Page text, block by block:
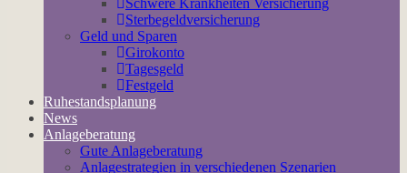
Schwere Krankheiten Versicherung
Sterbegeldversicherung
Geld und Sparen
Girokonto
Tagesgeld
Festgeld
Ruhestandsplanung
News
Anlageberatung
Gute Anlageberatung
Anlagestrategien in verschiedenen Szenarien